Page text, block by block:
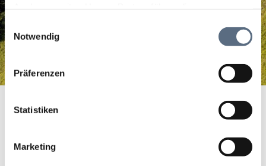
zusammen, die Sie ihnen bereitgestellt haben oder die
sie im Rahmen Ihrer Nutzung der Dienste gesammelt
Einwilligungsauswahl
Notwendig
Präferenzen
Statistiken
Marketing